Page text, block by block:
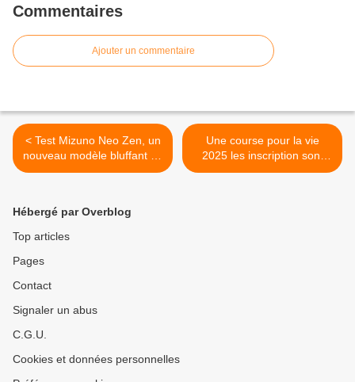
Commentaires
Ajouter un commentaire
< Test Mizuno Neo Zen, un
nouveau modèle bluffant de
réussite
Une course pour la vie
2025 les inscription sont
ouverte ! >
Hébergé par Overblog
Top articles
Pages
Contact
Signaler un abus
C.G.U.
Cookies et données personnelles